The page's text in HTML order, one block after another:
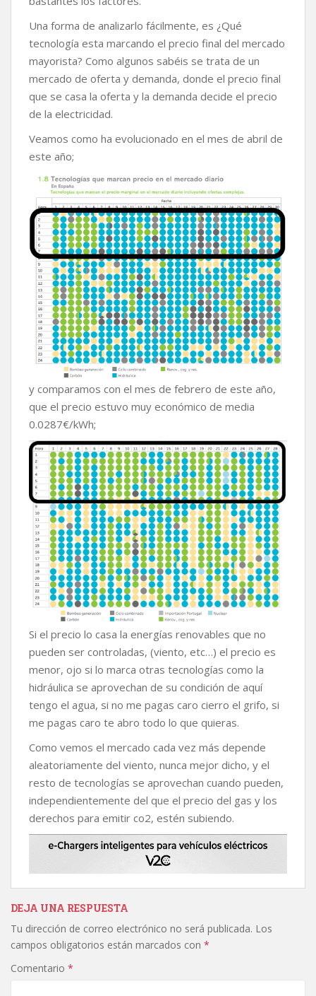
Una forma de analizarlo fácilmente, es ¿Qué
tecnología esta marcando el precio final del mercado
mayorista? Como algunos sabéis se trata de un
mercado de oferta y demanda, donde el precio final
que se casa la oferta y la demanda decide el precio
de la electricidad.
Veamos como ha evolucionado en el mes de abril de
este año;
y comparamos con el mes de febrero de este año,
que el precio estuvo muy económico de media
0.0287€/kWh;
Si el precio lo casa la energías renovables que no
pueden ser controladas, (viento, etc…) el precio es
menor, ojo si lo marca otras tecnologías como la
hidráulica se aprovechan de su condición de aquí
tengo el agua, si no me pagas caro cierro el grifo, si
me pagas caro te abro todo lo que quieras.
Como vemos el mercado cada vez más depende
aleatoriamente del viento, nunca mejor dicho, y el
resto de tecnologías se aprovechan cuando pueden,
independientemente del que el precio del gas y los
derechos para emitir co2, estén subiendo.
DEJA UNA RESPUESTA
Tu dirección de correo electrónico no será publicada. Los
campos obligatorios están marcados con *
Comentario *